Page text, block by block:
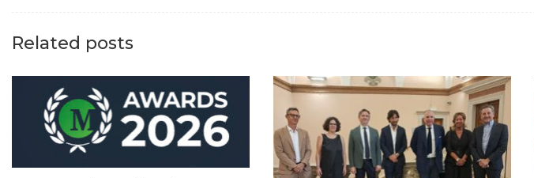
Related posts